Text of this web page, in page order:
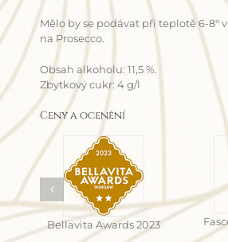
Mělo by se podávat při teplotě 6-8°
na Prosecco.
Obsah alkoholu: 11,5 %.
Zbytkový cukr: 4 g/l
Ceny a ocenění
Bellavita Awards 2023